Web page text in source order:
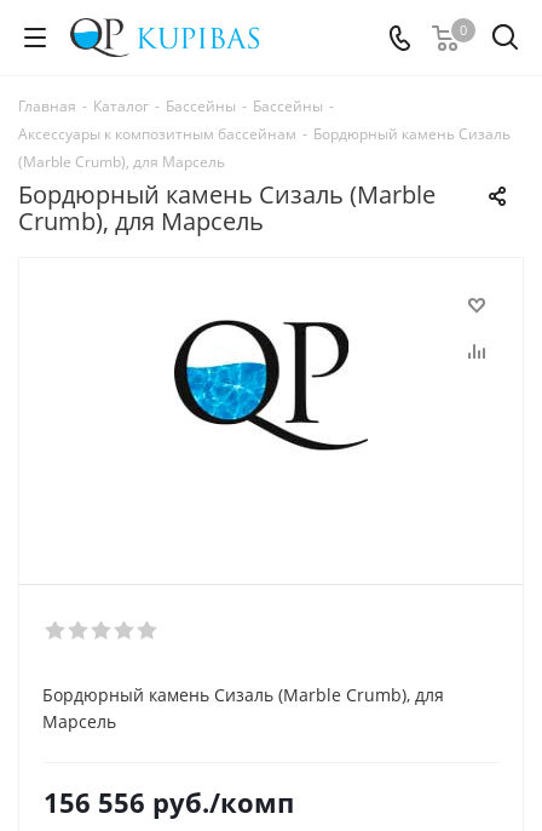
0
Главная - Каталог - Бассейны - Бассейны -
Аксессуары к композитным бассейнам - Бордюрный камень Сизаль
(Marble Crumb), для Марсель
Бордюрный камень Сизаль (Marble
Crumb), для Марсель
Бордюрный камень Сизаль (Marble Crumb), для
Марсель
156 556 руб./комп